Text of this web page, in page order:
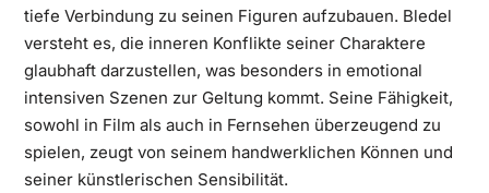
tiefe Verbindung zu seinen Figuren aufzubauen. Bledel
versteht es, die inneren Konflikte seiner Charaktere
glaubhaft darzustellen, was besonders in emotional
intensiven Szenen zur Geltung kommt. Seine Fähigkeit,
sowohl in Film als auch in Fernsehen überzeugend zu
spielen, zeugt von seinem handwerklichen Können und
seiner künstlerischen Sensibilität.